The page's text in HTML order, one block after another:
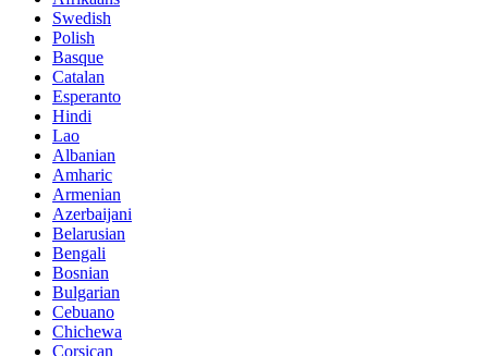
Swedish
Polish
Basque
Catalan
Esperanto
Hindi
Lao
Albanian
Amharic
Armenian
Azerbaijani
Belarusian
Bengali
Bosnian
Bulgarian
Cebuano
Chichewa
Corsican